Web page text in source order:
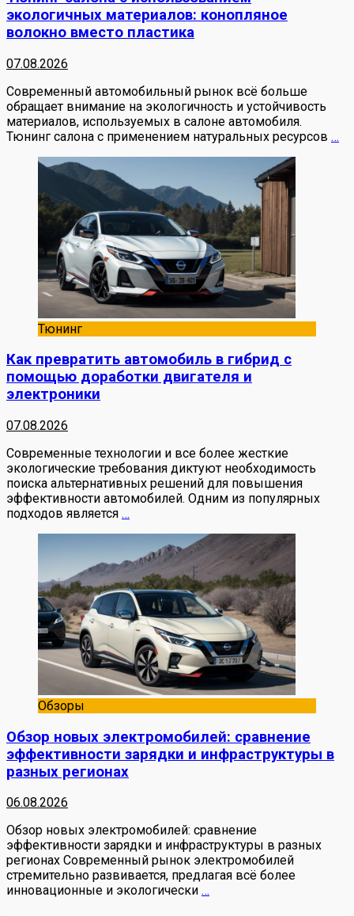
экологичных материалов: конопляное
волокно вместо пластика
07.08.2026
Современный автомобильный рынок всё больше
обращает внимание на экологичность и устойчивость
материалов, используемых в салоне автомобиля.
Тюнинг салона с применением натуральных ресурсов …
Тюнинг
Как превратить автомобиль в гибрид с
помощью доработки двигателя и
электроники
07.08.2026
Современные технологии и все более жесткие
экологические требования диктуют необходимость
поиска альтернативных решений для повышения
эффективности автомобилей. Одним из популярных
подходов является …
Обзоры
Обзор новых электромобилей: сравнение
эффективности зарядки и инфраструктуры в
разных регионах
06.08.2026
Обзор новых электромобилей: сравнение
эффективности зарядки и инфраструктуры в разных
регионах Современный рынок электромобилей
стремительно развивается, предлагая всё более
инновационные и экологически …